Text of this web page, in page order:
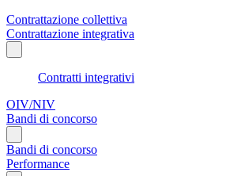
Contrattazione collettiva
Contrattazione integrativa
Contratti integrativi
OIV/NIV
Bandi di concorso
Bandi di concorso
Performance